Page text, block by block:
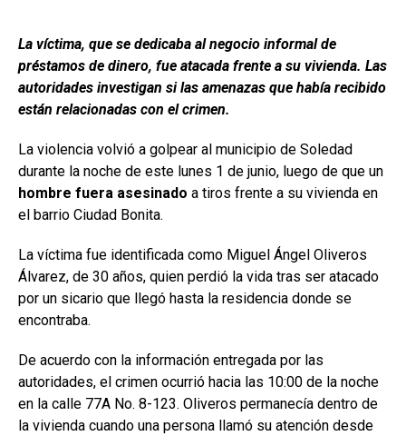
La víctima, que se dedicaba al negocio informal de
préstamos de dinero, fue atacada frente a su vivienda. Las
autoridades investigan si las amenazas que había recibido
están relacionadas con el crimen.
La violencia volvió a golpear al municipio de Soledad
durante la noche de este lunes 1 de junio, luego de que un
hombre fuera asesinado a tiros frente a su vivienda en
el barrio Ciudad Bonita.
La víctima fue identificada como Miguel Ángel Oliveros
Álvarez, de 30 años, quien perdió la vida tras ser atacado
por un sicario que llegó hasta la residencia donde se
encontraba.
De acuerdo con la información entregada por las
autoridades, el crimen ocurrió hacia las 10:00 de la noche
en la calle 77A No. 8-123. Oliveros permanecía dentro de
la vivienda cuando una persona llamó su atención desde